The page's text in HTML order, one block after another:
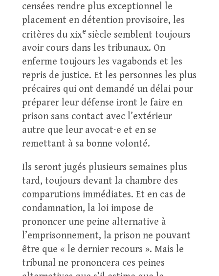
censées rendre plus exceptionnel le
placement en détention provisoire, les
critères du xixe siècle semblent toujours
avoir cours dans les tribunaux. On
enferme toujours les vagabonds et les
repris de justice. Et les personnes les plus
précaires qui ont demandé un délai pour
préparer leur défense iront le faire en
prison sans contact avec l’extérieur
autre que leur avocat⋅e et en se
remettant à sa bonne volonté.
Ils seront jugés plusieurs semaines plus
tard, toujours devant la chambre des
comparutions immédiates. Et en cas de
condamnation, la loi impose de
prononcer une peine alternative à
l’emprisonnement, la prison ne pouvant
être que « le dernier recours ». Mais le
tribunal ne prononcera ces peines